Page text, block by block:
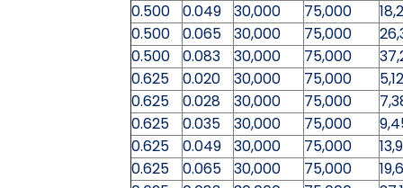
0.500
0.049 30,000 75,000
0.500
0.065 30,000 75,000
0.500
0.083 30,000 75,000
0.625
0.020 30,000 75,000
0.625
0.028 30,000 75,000
0.625
0.035 30,000 75,000
0.625
0.049 30,000 75,000
0.625
0.065 30,000 75,000